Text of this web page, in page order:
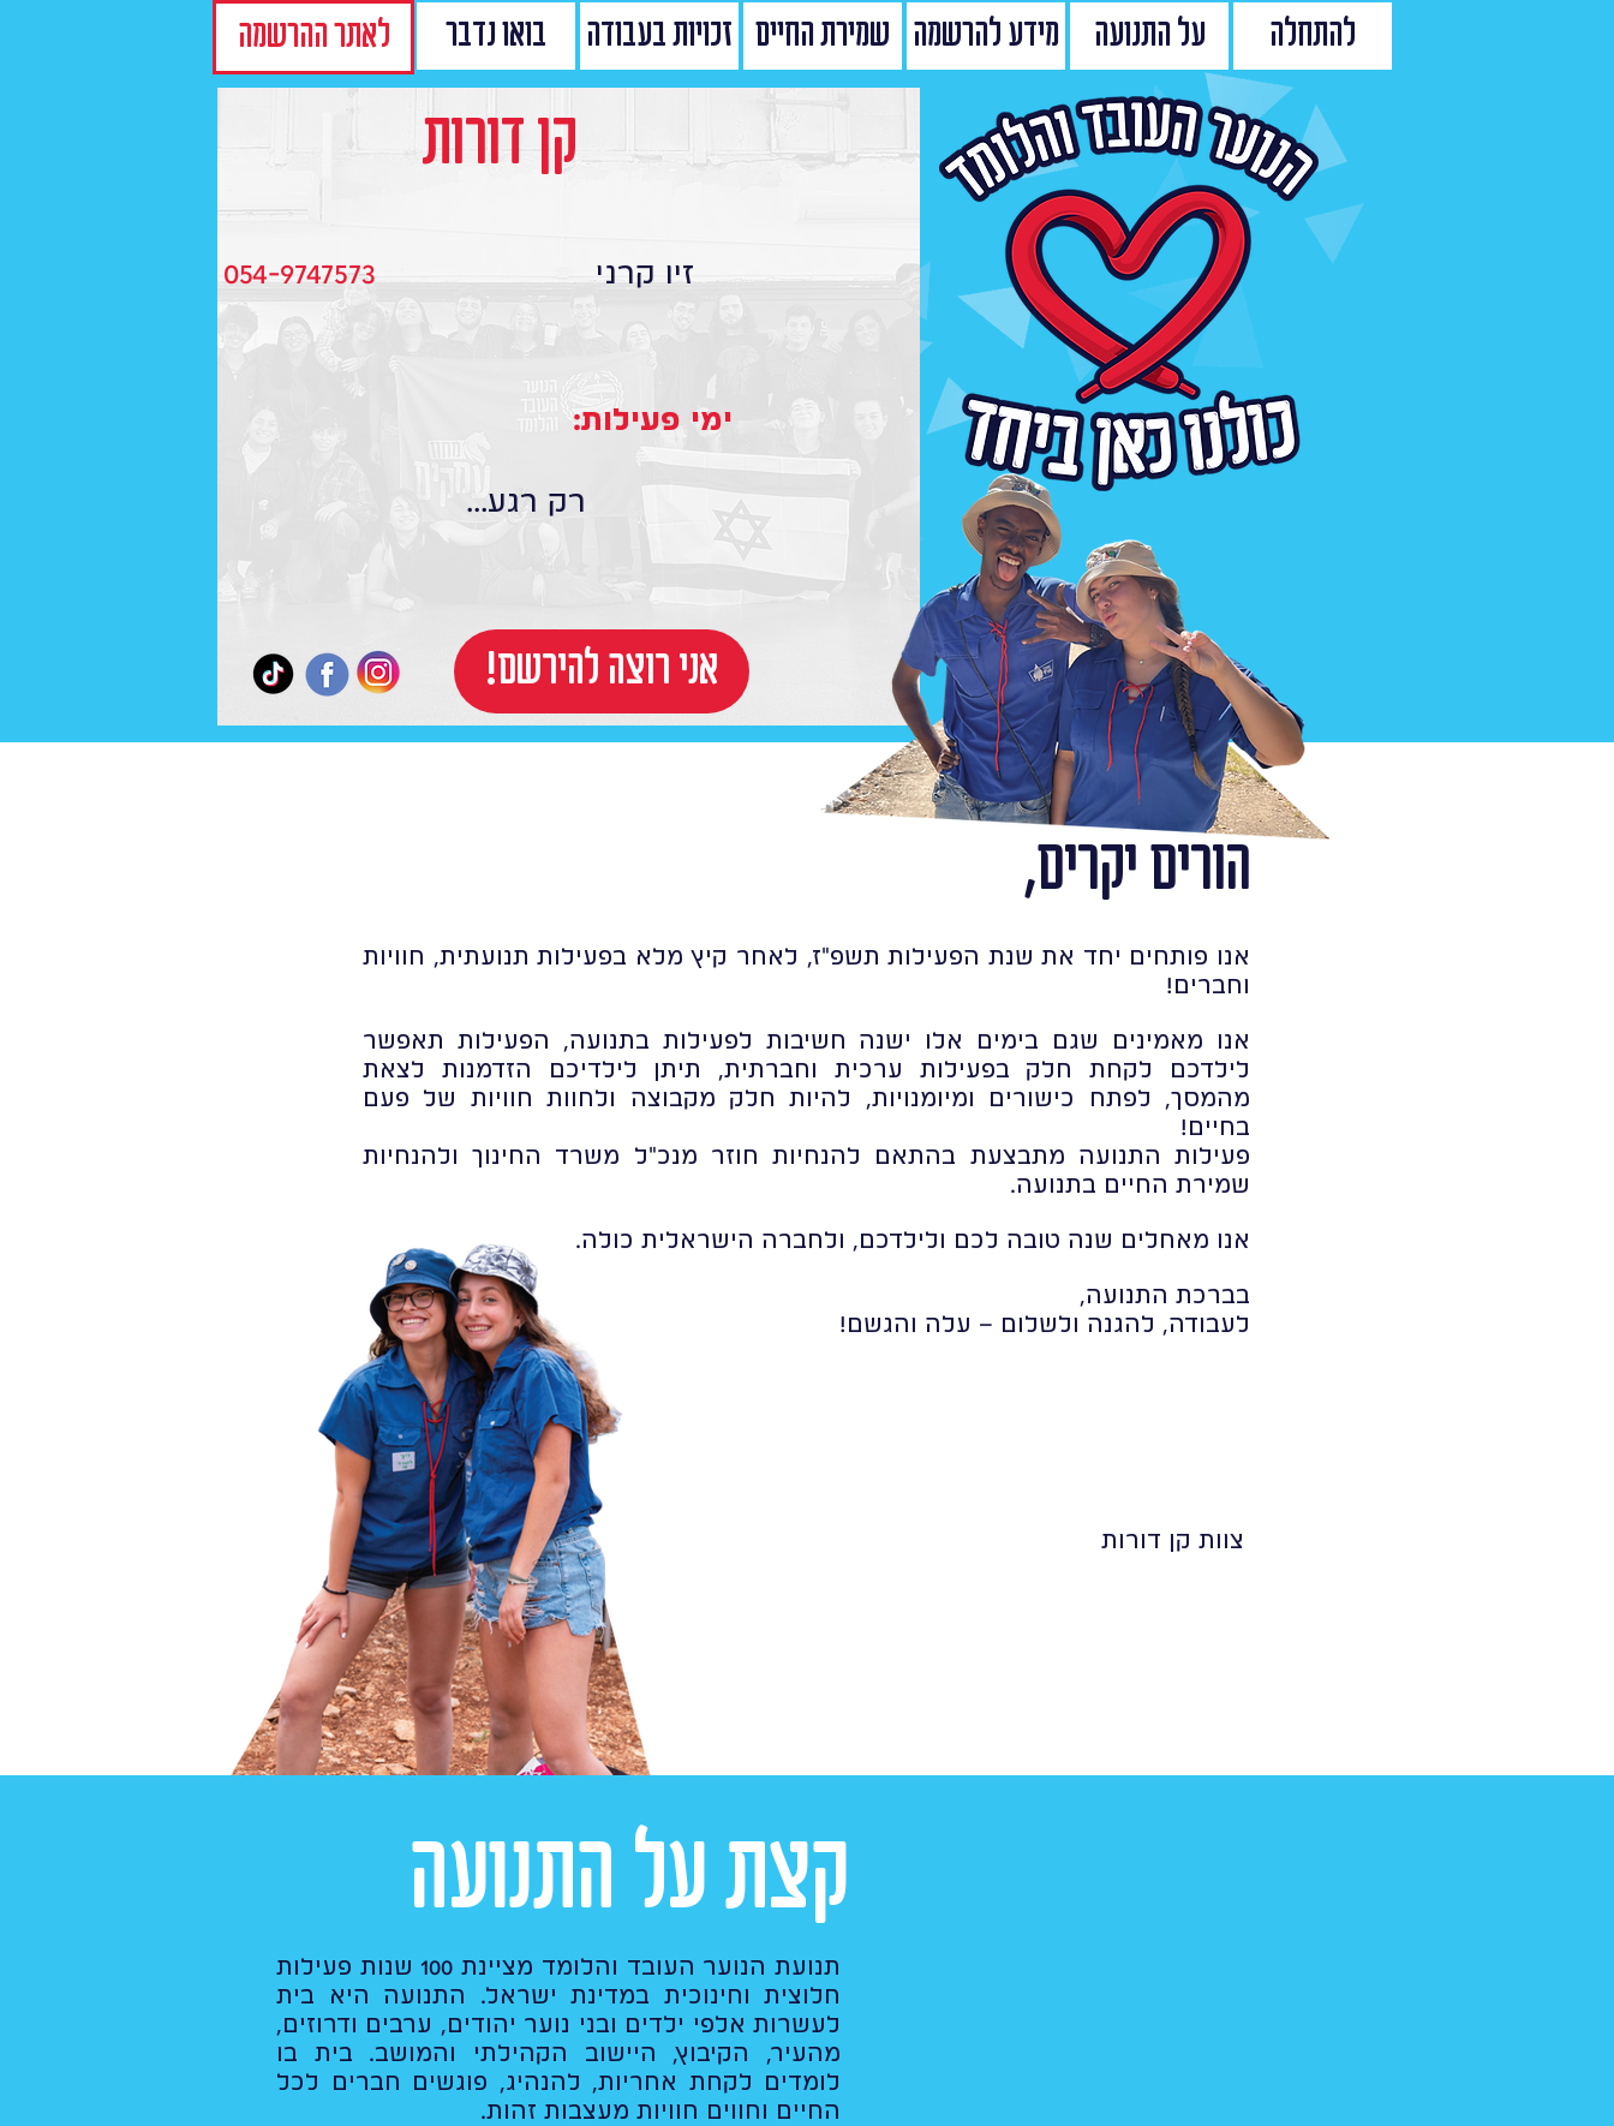
בואו נדבר לאתר ההרשמה זכויות בעבודה שמירת החיים מידע להרשמה על התנועה להתחלה
קן דורות
ימי פעילות:
רק רגע...
!אני רוצה להירשם
054-9747573 זיו קרני
צוות קן דורות
אנו פותחים יחד את שנת הפעילות תשפ"ז, לאחר קיץ מלא בפעילות תנועתית, חוויות
וחברים!
אנו מאמינים שגם בימים אלו ישנה חשיבות לפעילות בתנועה, הפעילות תאפשר
לילדכם לקחת חלק בפעילות ערכית וחברתית, תיתן לילדיכם הזדמנות לצאת
מהמסך, לפתח כישורים ומיומנויות, להיות חלק מקבוצה ולחוות חוויות של פעם
בחיים!
פעילות התנועה מתבצעת בהתאם להנחיות חוזר מנכ"ל משרד החינוך ולהנחיות
שמירת החיים בתנועה.
אנו מאחלים שנה טובה לכם ולילדכם, ולחברה הישראלית כולה.
בברכת התנועה,
לעבודה, להגנה ולשלום – עלה והגשם!
הורים יקרים,
קצת על התנועה
תנועת הנוער העובד והלומד מציינת 100 שנות פעילות
חלוצית וחינוכית במדינת ישראל. התנועה היא בית
לעשרות אלפי ילדים ובני נוער יהודים, ערבים ודרוזים,
מהעיר, הקיבוץ, היישוב הקהילתי והמושב. בית בו
לומדים לקחת אחריות, להנהיג, פוגשים חברים לכל
החיים וחווים חוויות מעצבות זהות.